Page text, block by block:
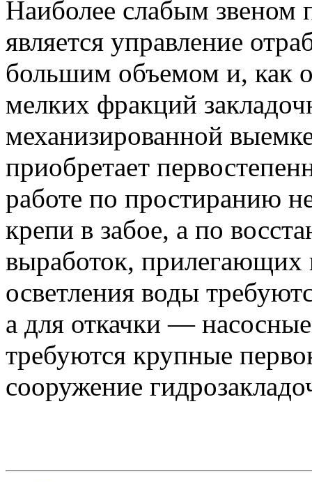
Наиболее слабым звеном
является управление
большим объемом и, как
мелких фракций
механизированной
приобретает
работе по простиранию
крепи в забое, а по
выработок, прилегающих
осветления воды
а для откачки —
требуются крупные
сооружение